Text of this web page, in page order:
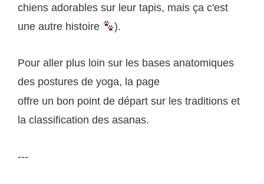
chiens adorables sur leur tapis, mais ça c'est
une autre histoire
).
Pour aller plus loin sur les bases anatomiques
des postures de yoga, la page
offre un bon point de départ sur les traditions et
la classification des asanas.
---